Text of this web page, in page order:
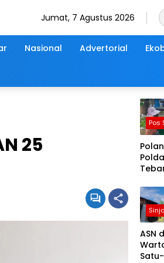
Jumat, 7 Agustus 2026
Nasional Advertorial
25
Pos
Peduli
ASN
Satu-